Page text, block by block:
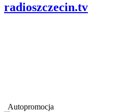
radioszczecin.tv
Autopromocja